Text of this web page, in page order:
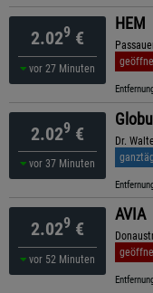
2.029 €
vor 27 Minuten
HEM
2.029 €
vor 37 Minuten
Dr.
2.029 €
vor 52 Minuten
AVIA